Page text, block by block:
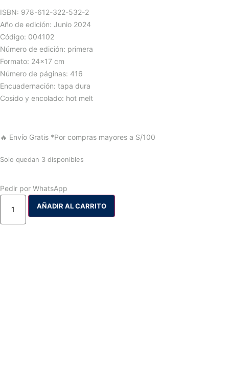
ISBN: 978-612-322-532-2
Año de edición: Junio 2024
Código: 004102
Número de edición: primera
Formato: 24×17 cm
Número de páginas: 416
Encuadernación: tapa dura
Cosido y encolado: hot melt
🔥 Envío Gratis *Por compras mayores a S/100
Solo quedan 3 disponibles
Pedir por WhatsApp
AÑADIR AL CARRITO